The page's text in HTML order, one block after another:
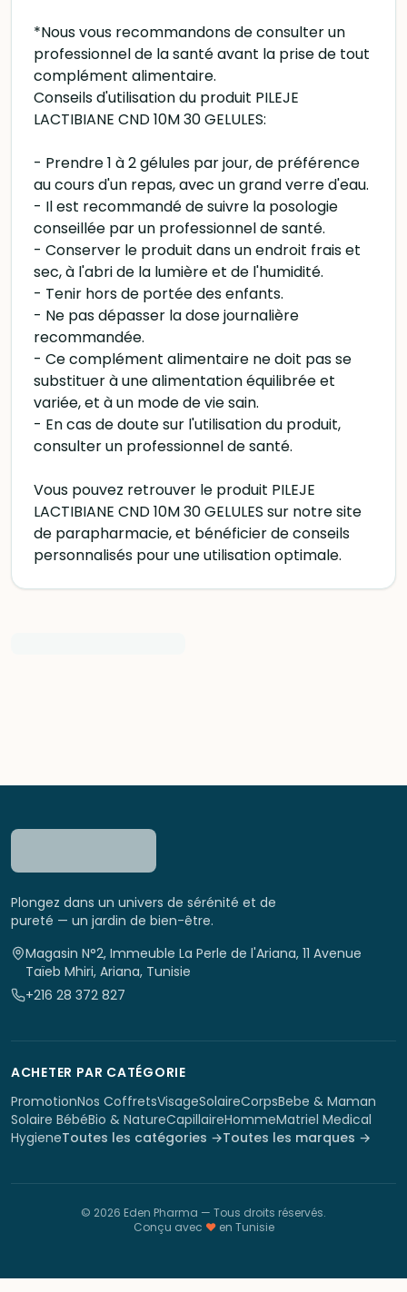
*Nous vous recommandons de consulter un
professionnel de la santé avant la prise de tout
complément alimentaire.
Conseils d'utilisation du produit PILEJE
LACTIBIANE CND 10M 30 GELULES:
- Prendre 1 à 2 gélules par jour, de préférence
au cours d'un repas, avec un grand verre d'eau.
- Il est recommandé de suivre la posologie
conseillée par un professionnel de santé.
- Conserver le produit dans un endroit frais et
sec, à l'abri de la lumière et de l'humidité.
- Tenir hors de portée des enfants.
- Ne pas dépasser la dose journalière
recommandée.
- Ce complément alimentaire ne doit pas se
substituer à une alimentation équilibrée et
variée, et à un mode de vie sain.
- En cas de doute sur l'utilisation du produit,
consulter un professionnel de santé.
Vous pouvez retrouver le produit PILEJE
LACTIBIANE CND 10M 30 GELULES sur notre site
de parapharmacie, et bénéficier de conseils
personnalisés pour une utilisation optimale.
Plongez dans un univers de sérénité et de
pureté — un jardin de bien-être.
Magasin N°2, Immeuble La Perle de l'Ariana, 11 Avenue
Taïeb Mhiri, Ariana, Tunisie
+216 28 372 827
ACHETER PAR CATÉGORIE
PromotionNos CoffretsVisageSolaireCorpsBebe & Maman
Solaire BébéBio & NatureCapillaireHommeMatriel Medical
HygieneToutes les catégories →Toutes les marques →
© 2026 Eden Pharma — Tous droits réservés.
Conçu avec ♥en Tunisie